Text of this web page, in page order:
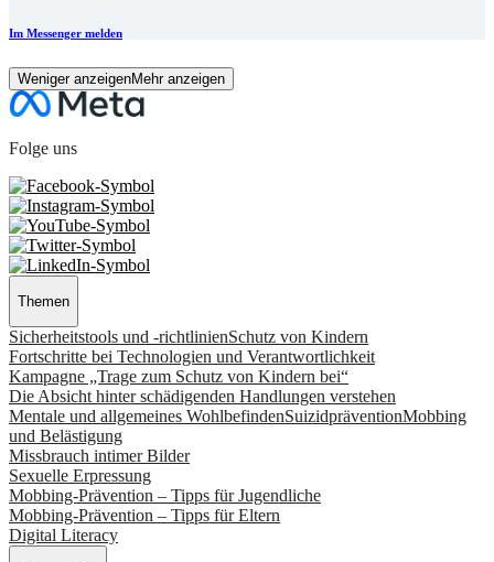
Im Messenger melden
Weniger anzeigenMehr anzeigen
Folge uns
Themen
Sicherheitstools und -richtlinienSchutz von Kindern
Fortschritte bei Technologien und Verantwortlichkeit
Kampagne „Trage zum Schutz von Kindern bei“
Die Absicht hinter schädigenden Handlungen verstehen
Mentale und allgemeines WohlbefindenSuizidpräventionMobbing
und Belästigung
Missbrauch intimer Bilder
Sexuelle Erpressung
Mobbing-Prävention – Tipps für Jugendliche
Mobbing-Prävention – Tipps für Eltern
Digital Literacy